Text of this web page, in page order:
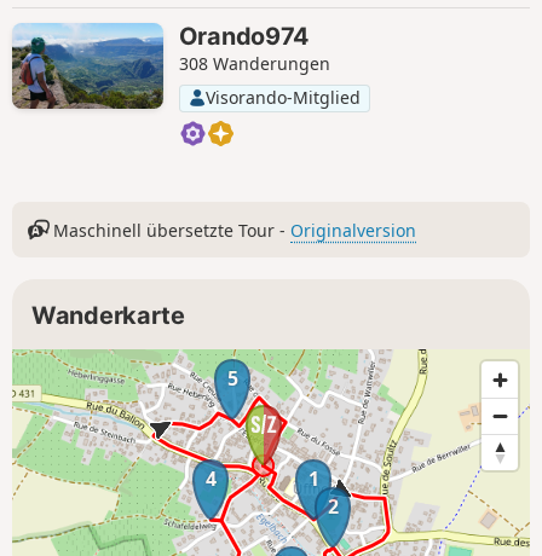
guten Überblick über das Dorf
vermittelt. Um den Rundgang
abzurunden, empfiehlt es sich, ihn mit
der Erkundung benachbarter Dörfer wie
Uffolthz oder Berrwiller zu verbinden.
Orando974
308 Wanderungen
Visorando-Mitglied
Maschinell übersetzte Tour - Originalversion
Wanderkarte
1
2
4
5